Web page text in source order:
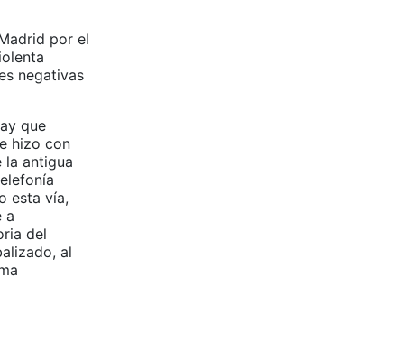
por el
negativas
que
hizo con
la antigua
esta vía,
a
del
al